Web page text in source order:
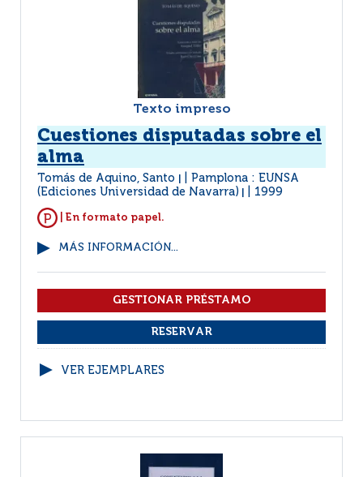
Texto impreso
Cuestiones disputadas sobre el
alma
Tomás de Aquino, Santo
Pamplona : EUNSA
(Ediciones Universidad de Navarra)
1999
| En formato papel.
MÁS INFORMACIÓN...
VER EJEMPLARES